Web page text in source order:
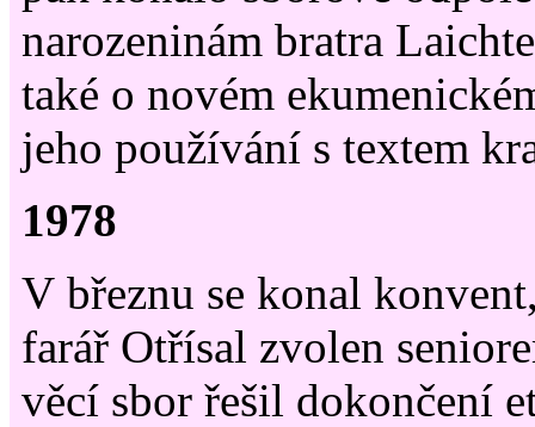
narozeninám bratra
také o novém
jeho používání s textem
1978
V březnu se konal
farář Otřísal zvolen
věcí sbor řešil dokončení